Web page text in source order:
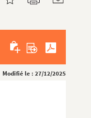
Modifié le : 27/12/2025